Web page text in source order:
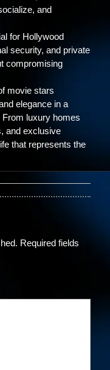
and
for Hollywood
security, and private
compromising
movie stars
elegance in a
From luxury homes
and exclusive
that represents the
Required fields